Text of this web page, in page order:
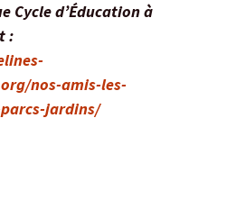
Cycle d’Éducation à
:
nos-amis-les-
jardins/